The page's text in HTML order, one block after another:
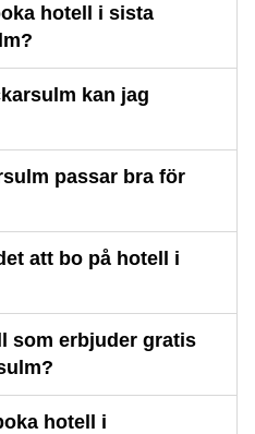
hotell i sista
kan jag
passar bra för
att bo på hotell i
som erbjuder gratis
hotell i